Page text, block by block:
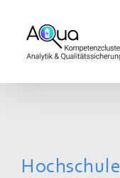
springen